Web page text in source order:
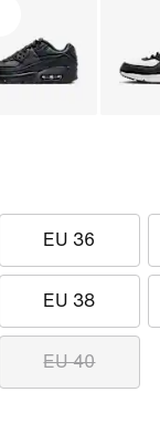
EU 36
EU 38
EU 40